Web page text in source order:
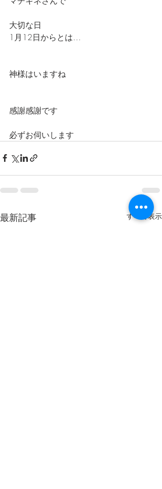
大切な日
1月12日からとは…
神様はいますね
感謝感謝です
必ずお伺いします
最新記事 すべて表示